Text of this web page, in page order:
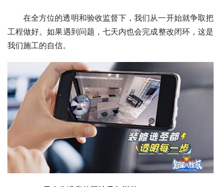
在全方位的透明和验收监督下，我们从一开始就争取把
工程做好。如果遇到问题，七天内也会完成整改闭环，这是
我们施工的自信。